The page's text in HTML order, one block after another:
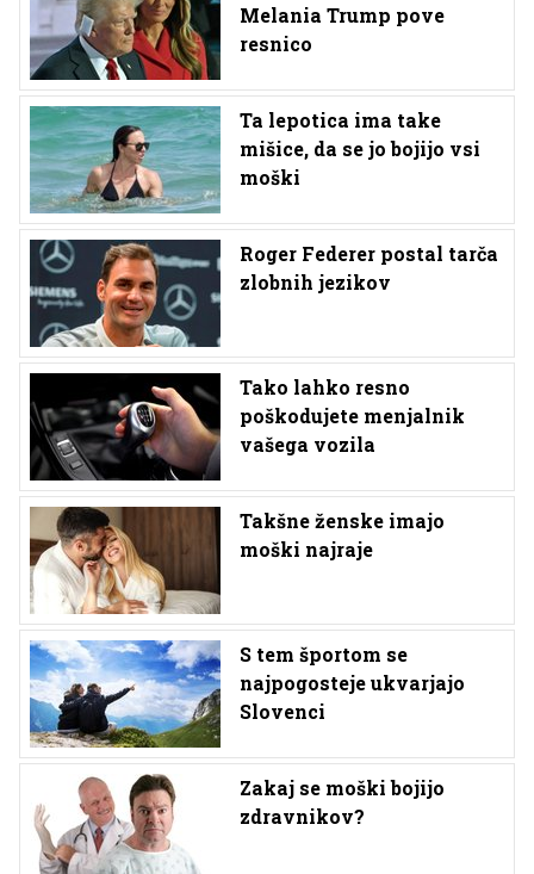
Melania Trump pove
resnico
Ta lepotica ima take
mišice, da se jo bojijo vsi
moški
Roger Federer postal tarča
zlobnih jezikov
Tako lahko resno
poškodujete menjalnik
vašega vozila
Takšne ženske imajo
moški najraje
S tem športom se
najpogosteje ukvarjajo
Slovenci
Zakaj se moški bojijo
zdravnikov?